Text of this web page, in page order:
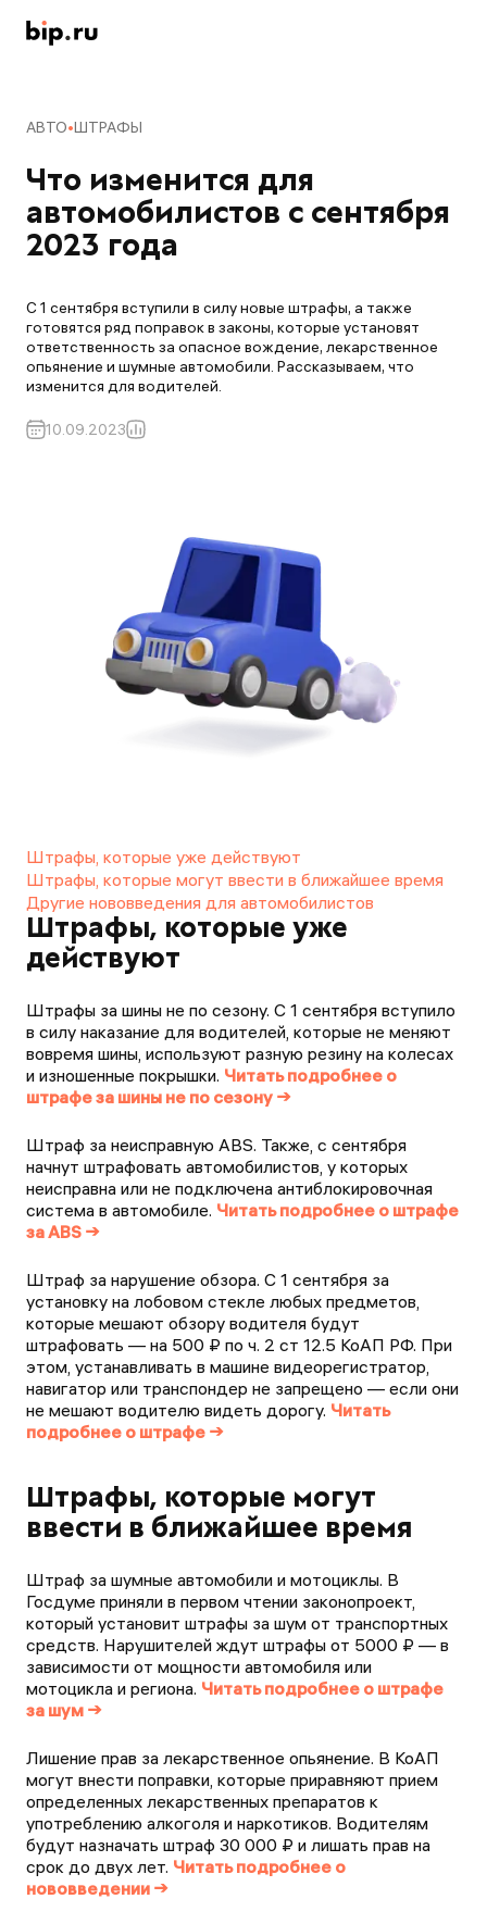
АВТО ШТРАФЫ
Что изменится для
автомобилистов с сентября
2023 года
С 1 сентября вступили в силу новые штрафы, а также
готовятся ряд поправок в законы, которые установят
ответственность за опасное вождение, лекарственное
опьянение и шумные автомобили. Рассказываем, что
изменится для водителей.
10.09.2023
Штрафы, которые уже действуют
Штрафы, которые могут ввести в ближайшее время
Другие нововведения для автомобилистов
Штрафы, которые уже
действуют
Штрафы за шины не по сезону. С 1 сентября вступило
в силу наказание для водителей, которые не меняют
вовремя шины, используют разную резину на колесах
и изношенные покрышки. Читать подробнее о
штрафе за шины не по сезону →
Штраф за неисправную ABS. Также, с сентября
начнут штрафовать автомобилистов, у которых
неисправна или не подключена антиблокировочная
система в автомобиле. Читать подробнее о штрафе
за ABS →
Штраф за нарушение обзора. С 1 сентября за
установку на лобовом стекле любых предметов,
которые мешают обзору водителя будут
штрафовать — на 500 ₽ по ч. 2 ст 12.5 КоАП РФ. При
этом, устанавливать в машине видеорегистратор,
навигатор или транспондер не запрещено — если они
не мешают водителю видеть дорогу. Читать
подробнее о штрафе →
Штрафы, которые могут
ввести в ближайшее время
Штраф за шумные автомобили и мотоциклы. В
Госдуме приняли в первом чтении законопроект,
который установит штрафы за шум от транспортных
средств. Нарушителей ждут штрафы от 5000 ₽ — в
зависимости от мощности автомобиля или
мотоцикла и региона. Читать подробнее о штрафе
за шум →
Лишение прав за лекарственное опьянение. В КоАП
могут внести поправки, которые приравняют прием
определенных лекарственных препаратов к
употреблению алкоголя и наркотиков. Водителям
будут назначать штраф 30 000 ₽ и лишать прав на
срок до двух лет. Читать подробнее о
нововведении →